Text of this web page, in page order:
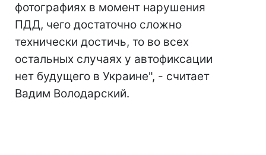
фотографиях в момент нарушения
ПДД, чего достаточно сложно
технически достичь, то во всех
остальных случаях у автофиксации
нет будущего в Украине", - считает
Вадим Володарский.